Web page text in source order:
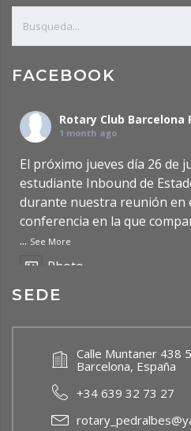
FACEBOOK
Rotary Club Barcelona
1 month ago
El próximo jueves día 26 de
estudiante Inbound de
durante nuestra reunión en
conferencia en la que
... See More
Photo
Ver en Facebook
2 months ago
Updated Post: Premio de
Bachillerato RCBP 2026
SEDE
Calle Muntaner 438
Barcelona, España
+34 639 32 73 27